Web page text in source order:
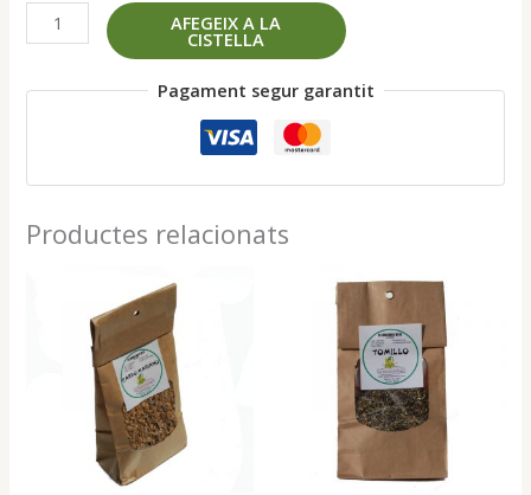
quantitat
de
mascle
AFEGEIX A LA
CISTELLA
Pagament segur garantit
Productes relacionats